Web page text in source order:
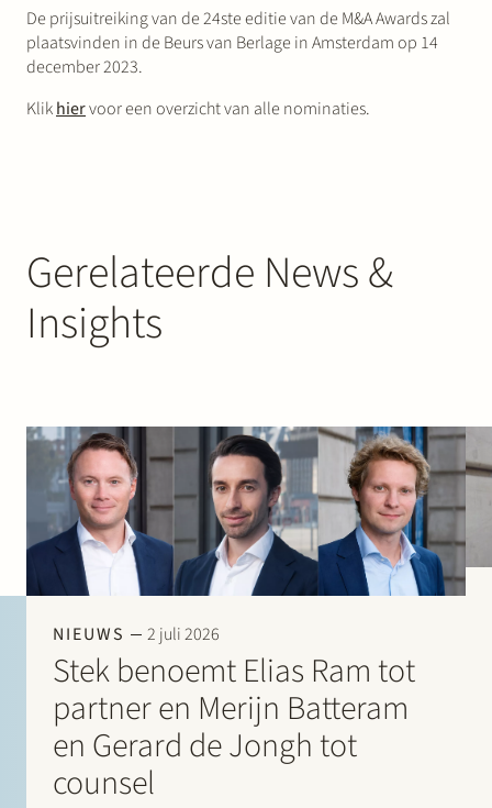
De prijsuitreiking van de 24ste editie van de M&A Awards zal
plaatsvinden in de Beurs van Berlage in Amsterdam op 14
december 2023.
Klikhiervoor een overzicht van alle nominaties.
Gerelateerde News &
Insights
NIEUWS 2 juli 2026
Stek benoemt Elias Ram tot
partner en Merijn Batteram
en Gerard de Jongh tot
counsel